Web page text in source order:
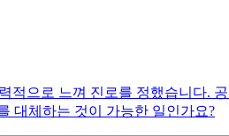
으로 느껴 진로를 정했습니다.
대체하는 것이 가능한 일인가요?